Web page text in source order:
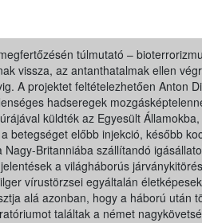
túlmutató –
vissza, az antanthatalmak ellen
A projektet feltételezhetően Anton
hadseregek
küldték az Egyesült
betegséget előbb injekció, később
Nagy-Britanniába szállítandó
a világháborús
vírustörzsei egyáltalán
alá azonban, hogy a háború után
találtak a német